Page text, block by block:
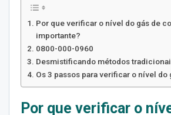
Por que verificar o nível do gás de
importante?
0800-000-0960
Desmistificando métodos
Os 3 passos para verificar o nível do
Por que verificar o